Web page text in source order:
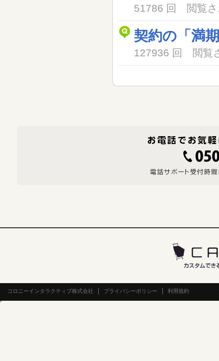
51786 回 閲覧
契約の「満
127936 回 閲覧
コロニーインタラクティブ株式会社 プライバシーポリシー 利用規約